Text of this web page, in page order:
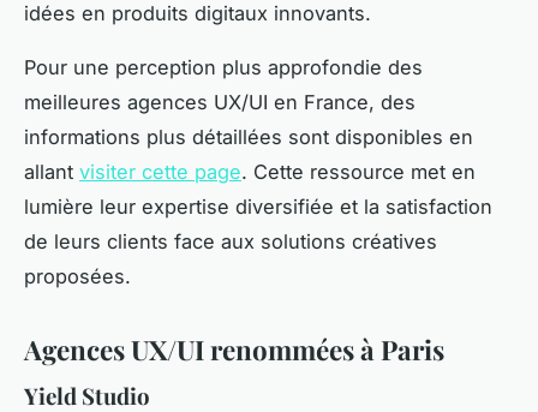
idées en produits digitaux innovants.
Pour une perception plus approfondie des
meilleures agences UX/UI en France, des
informations plus détaillées sont disponibles en
allant visiter cette page. Cette ressource met en
lumière leur expertise diversifiée et la satisfaction
de leurs clients face aux solutions créatives
proposées.
Agences UX/UI renommées à Paris
Yield Studio